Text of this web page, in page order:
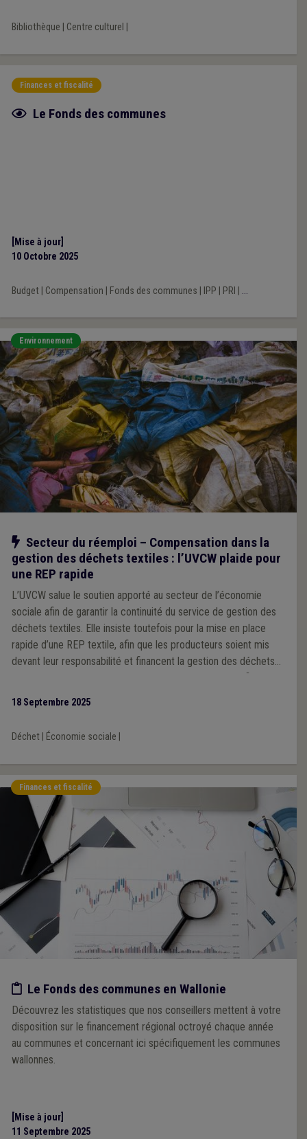
Bibliothèque Centre culturel
Finances et fiscalité
Fiche focus
Le Fonds des communes
[Mise à jour]
10 Octobre 2025
Budget| Compensation Fonds des communes IPP PRI ...
Environnement
Notre action
Secteur du réemploi – Compensation dans la
gestion des déchets textiles : l’UVCW plaide pour
une REP rapide
L’UVCW salue le soutien apporté au secteur de l’économie
sociale afin de garantir la continuité du service de gestion des
déchets textiles. Elle insiste toutefois pour la mise en place
rapide d’une REP textile, afin que les producteurs soient mis
devant leur responsabilité et financent la gestion des déchets
ne peut être qu’une solution temporaire.
18 Septembre 2025
Déchet| Économie sociale
Finances et fiscalité
Etude/chiffres
Le Fonds des communes en Wallonie
Découvrez les statistiques que nos conseillers mettent à votre
disposition sur le financement régional octroyé chaque année
au communes et concernant ici spécifiquement les communes
wallonnes.
[Mise à jour]
11 Septembre 2025